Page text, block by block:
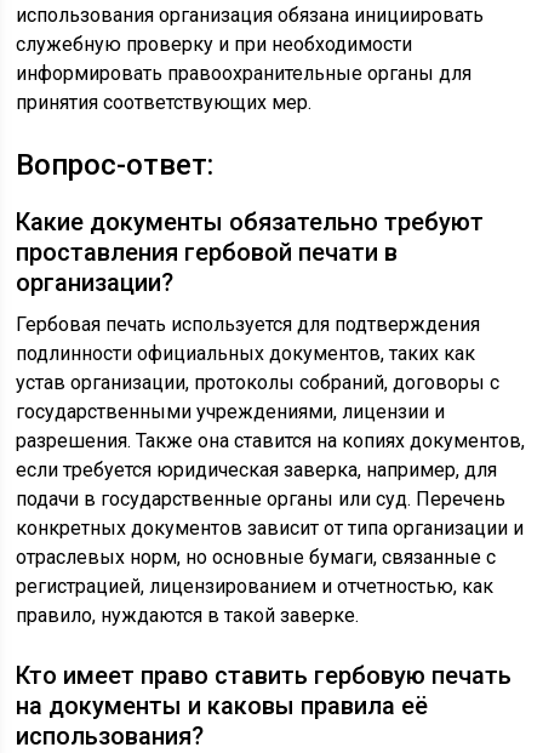
использования организация обязана инициировать
служебную проверку и при необходимости
информировать правоохранительные органы для
принятия соответствующих мер.
Вопрос-ответ:
Какие документы обязательно требуют
проставления гербовой печати в
организации?
Гербовая печать используется для подтверждения
подлинности официальных документов, таких как
устав организации, протоколы собраний, договоры с
государственными учреждениями, лицензии и
разрешения. Также она ставится на копиях документов,
если требуется юридическая заверка, например, для
подачи в государственные органы или суд. Перечень
конкретных документов зависит от типа организации и
отраслевых норм, но основные бумаги, связанные с
регистрацией, лицензированием и отчетностью, как
правило, нуждаются в такой заверке.
Кто имеет право ставить гербовую печать
на документы и каковы правила её
использования?